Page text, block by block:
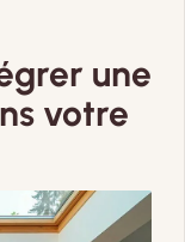
une
votre